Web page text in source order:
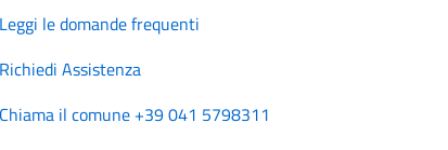
Leggi le domande frequenti
Richiedi Assistenza
Chiama il comune +39 041 5798311